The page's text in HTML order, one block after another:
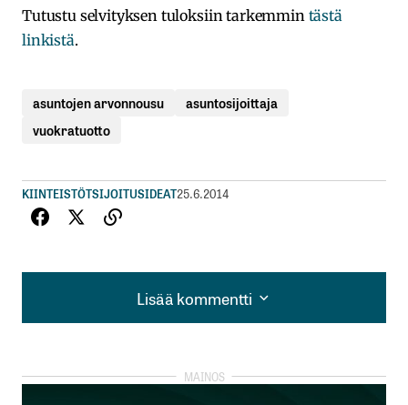
Tutustu selvityksen tuloksiin tarkemmin tästä
linkistä.
asuntojen arvonnousu
asuntosijoittaja
vuokratuotto
KIINTEISTÖTSIJOITUSIDEAT25.6.2014
Lisää kommentti
Lisää kommentti
kirjautua